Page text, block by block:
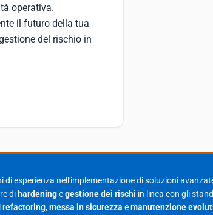
operativa.
il futuro della tua
del rischio in
Novembre
di esperienza nell'implementazione di soluzioni
di hardeningegestione dei rischi in linea con gli
refactoring,messa in sicurezza emanutenzione